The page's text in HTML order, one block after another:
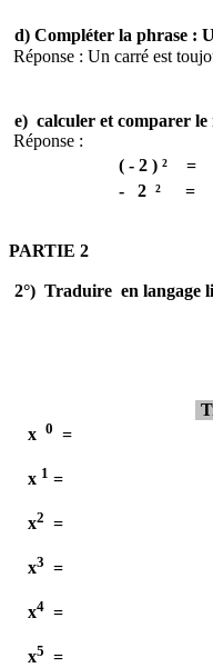
d) Compléter la phrase :
Réponse : Un carré est
e) calculer et comparer le
Réponse :
( -2 ) ²
=
-
2 ² =
PARTIE 2
2°) Traduire en langage
x 0 =
x 1 =
x2 =
x3 =
x4 =
x5 =